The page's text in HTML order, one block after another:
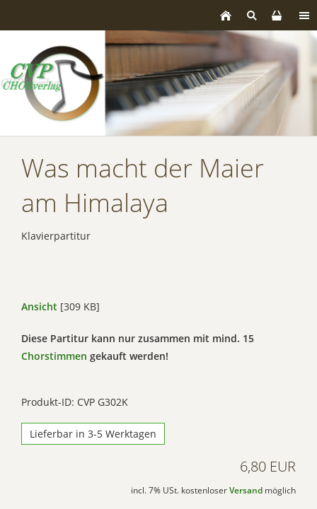
Was macht der Maier
am Himalaya
Klavierpartitur
Ansicht [309 KB]
Diese Partitur kann nur zusammen mit mind. 15
Chorstimmen gekauft werden!
Produkt-ID: CVP G302K
Lieferbar in 3-5 Werktagen
6,80 EUR
incl. 7% USt. kostenloser Versand möglich